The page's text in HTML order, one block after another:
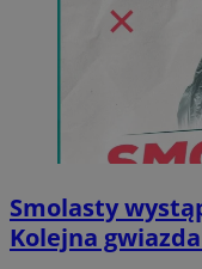
Smolasty
Kolejna